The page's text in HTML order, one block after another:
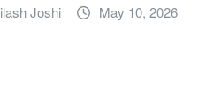
Joshi May 10, 2026